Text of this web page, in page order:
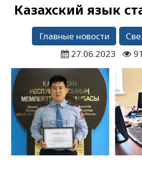
Казахский язык
Главные новости
27.06.2023